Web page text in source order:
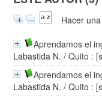
Hacer
Aprendamos el
Labastida N. / Quito :
Aprendamos el
Labastida N. / Quito :